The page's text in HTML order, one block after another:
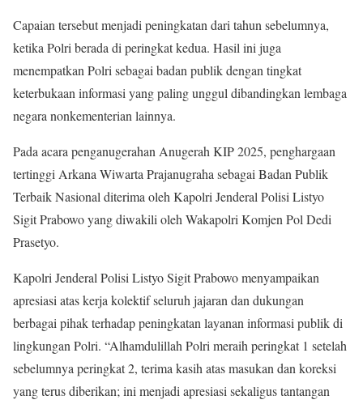
Capaian tersebut menjadi peningkatan dari tahun sebelumnya,
ketika Polri berada di peringkat kedua. Hasil ini juga
menempatkan Polri sebagai badan publik dengan tingkat
keterbukaan informasi yang paling unggul dibandingkan lembaga
negara nonkementerian lainnya.
Pada acara penganugerahan Anugerah KIP 2025, penghargaan
tertinggi Arkana Wiwarta Prajanugraha sebagai Badan Publik
Terbaik Nasional diterima oleh Kapolri Jenderal Polisi Listyo
Sigit Prabowo yang diwakili oleh Wakapolri Komjen Pol Dedi
Prasetyo.
Kapolri Jenderal Polisi Listyo Sigit Prabowo menyampaikan
apresiasi atas kerja kolektif seluruh jajaran dan dukungan
berbagai pihak terhadap peningkatan layanan informasi publik di
lingkungan Polri. “Alhamdulillah Polri meraih peringkat 1 setelah
sebelumnya peringkat 2, terima kasih atas masukan dan koreksi
yang terus diberikan; ini menjadi apresiasi sekaligus tantangan